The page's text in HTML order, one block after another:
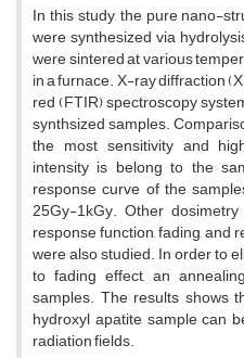
In this study, the pure nano-
were synthesized via
were sintered at various
in a furnace. X-ray diffraction
red (FTIR) spectroscopy
synthsized samples.
the most sensitivity and
intensity is belong to the
response curve of the
25Gy-1kGy. Other
response function, fading, and
were also studied. In order to
to fading effect, an
samples. The results shows
hydroxyl apatite sample can
radiation fields.